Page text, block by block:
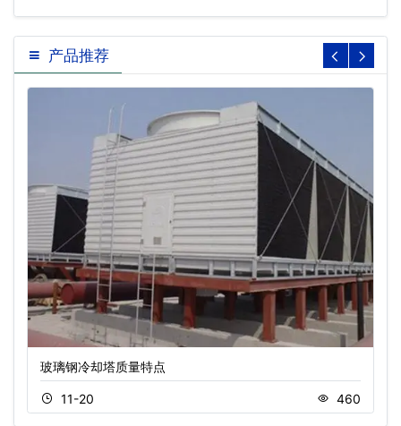
产品推荐
玻璃钢冷却塔质量特点
11-20 460